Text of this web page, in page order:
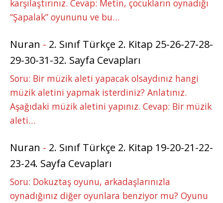
karşılaştırınız. Cevap: Metin, çocukların oynadığı
“Şapalak” oyununu ve bu…
Nuran - 2. Sınıf Türkçe 2. Kitap 25-26-27-28-
29-30-31-32. Sayfa Cevapları
Soru: Bir müzik aleti yapacak olsaydınız hangi
müzik aletini yapmak isterdiniz? Anlatınız.
Aşağıdaki müzik aletini yapınız. Cevap: Bir müzik
aleti…
Nuran - 2. Sınıf Türkçe 2. Kitap 19-20-21-22-
23-24. Sayfa Cevapları
Soru: Dokuztaş oyunu, arkadaşlarınızla
oynadığınız diğer oyunlara benziyor mu? Oyunu